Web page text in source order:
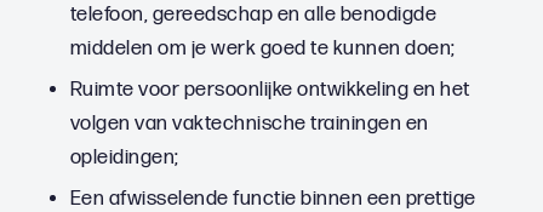
telefoon, gereedschap en alle benodigde
middelen om je werk goed te kunnen doen;
Ruimte voor persoonlijke ontwikkeling en het
volgen van vaktechnische trainingen en
opleidingen;
Een afwisselende functie binnen een prettige